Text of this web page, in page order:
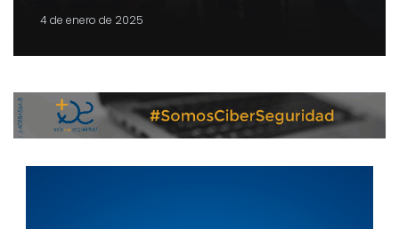
4 de enero de 2025